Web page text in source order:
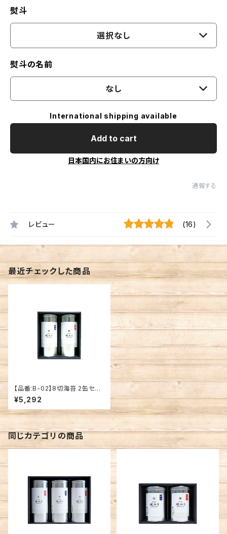
熨斗
選択なし
熨斗の名前
なし
International shipping available
Add to cart
日本国内にお住まいの方向け
通報する
レビュー (16)
最近チェックした商品
【品番:B-02】8切海苔 2缶セッ
ト
¥5,292
同じカテゴリの商品